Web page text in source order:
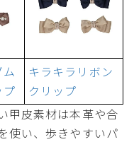
プ
キラキラリボン
クリップ
甲皮素材は本革や合
使い、歩きやすいパ